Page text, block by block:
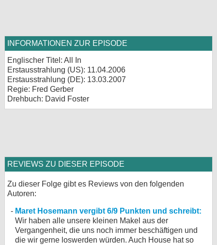
INFORMATIONEN ZUR EPISODE
Englischer Titel: All In
Erstausstrahlung (US): 11.04.2006
Erstausstrahlung (DE): 13.03.2007
Regie: Fred Gerber
Drehbuch: David Foster
REVIEWS ZU DIESER EPISODE
Zu dieser Folge gibt es Reviews von den folgenden
Autoren:
Maret Hosemann vergibt 6/9 Punkten und schreibt:
Wir haben alle unsere kleinen Makel aus der
Vergangenheit, die uns noch immer beschäftigen und
die wir gerne loswerden würden. Auch House hat so